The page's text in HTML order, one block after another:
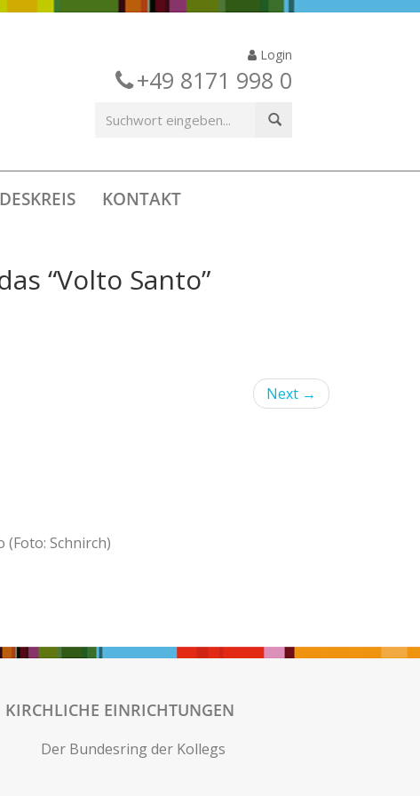
Login
+49 8171 998 0
KONTAKT
“Volto Santo”
Next →
Schnirch)
KIRCHLICHE EINRICHTUNGEN
Der Bundesring der Kollegs